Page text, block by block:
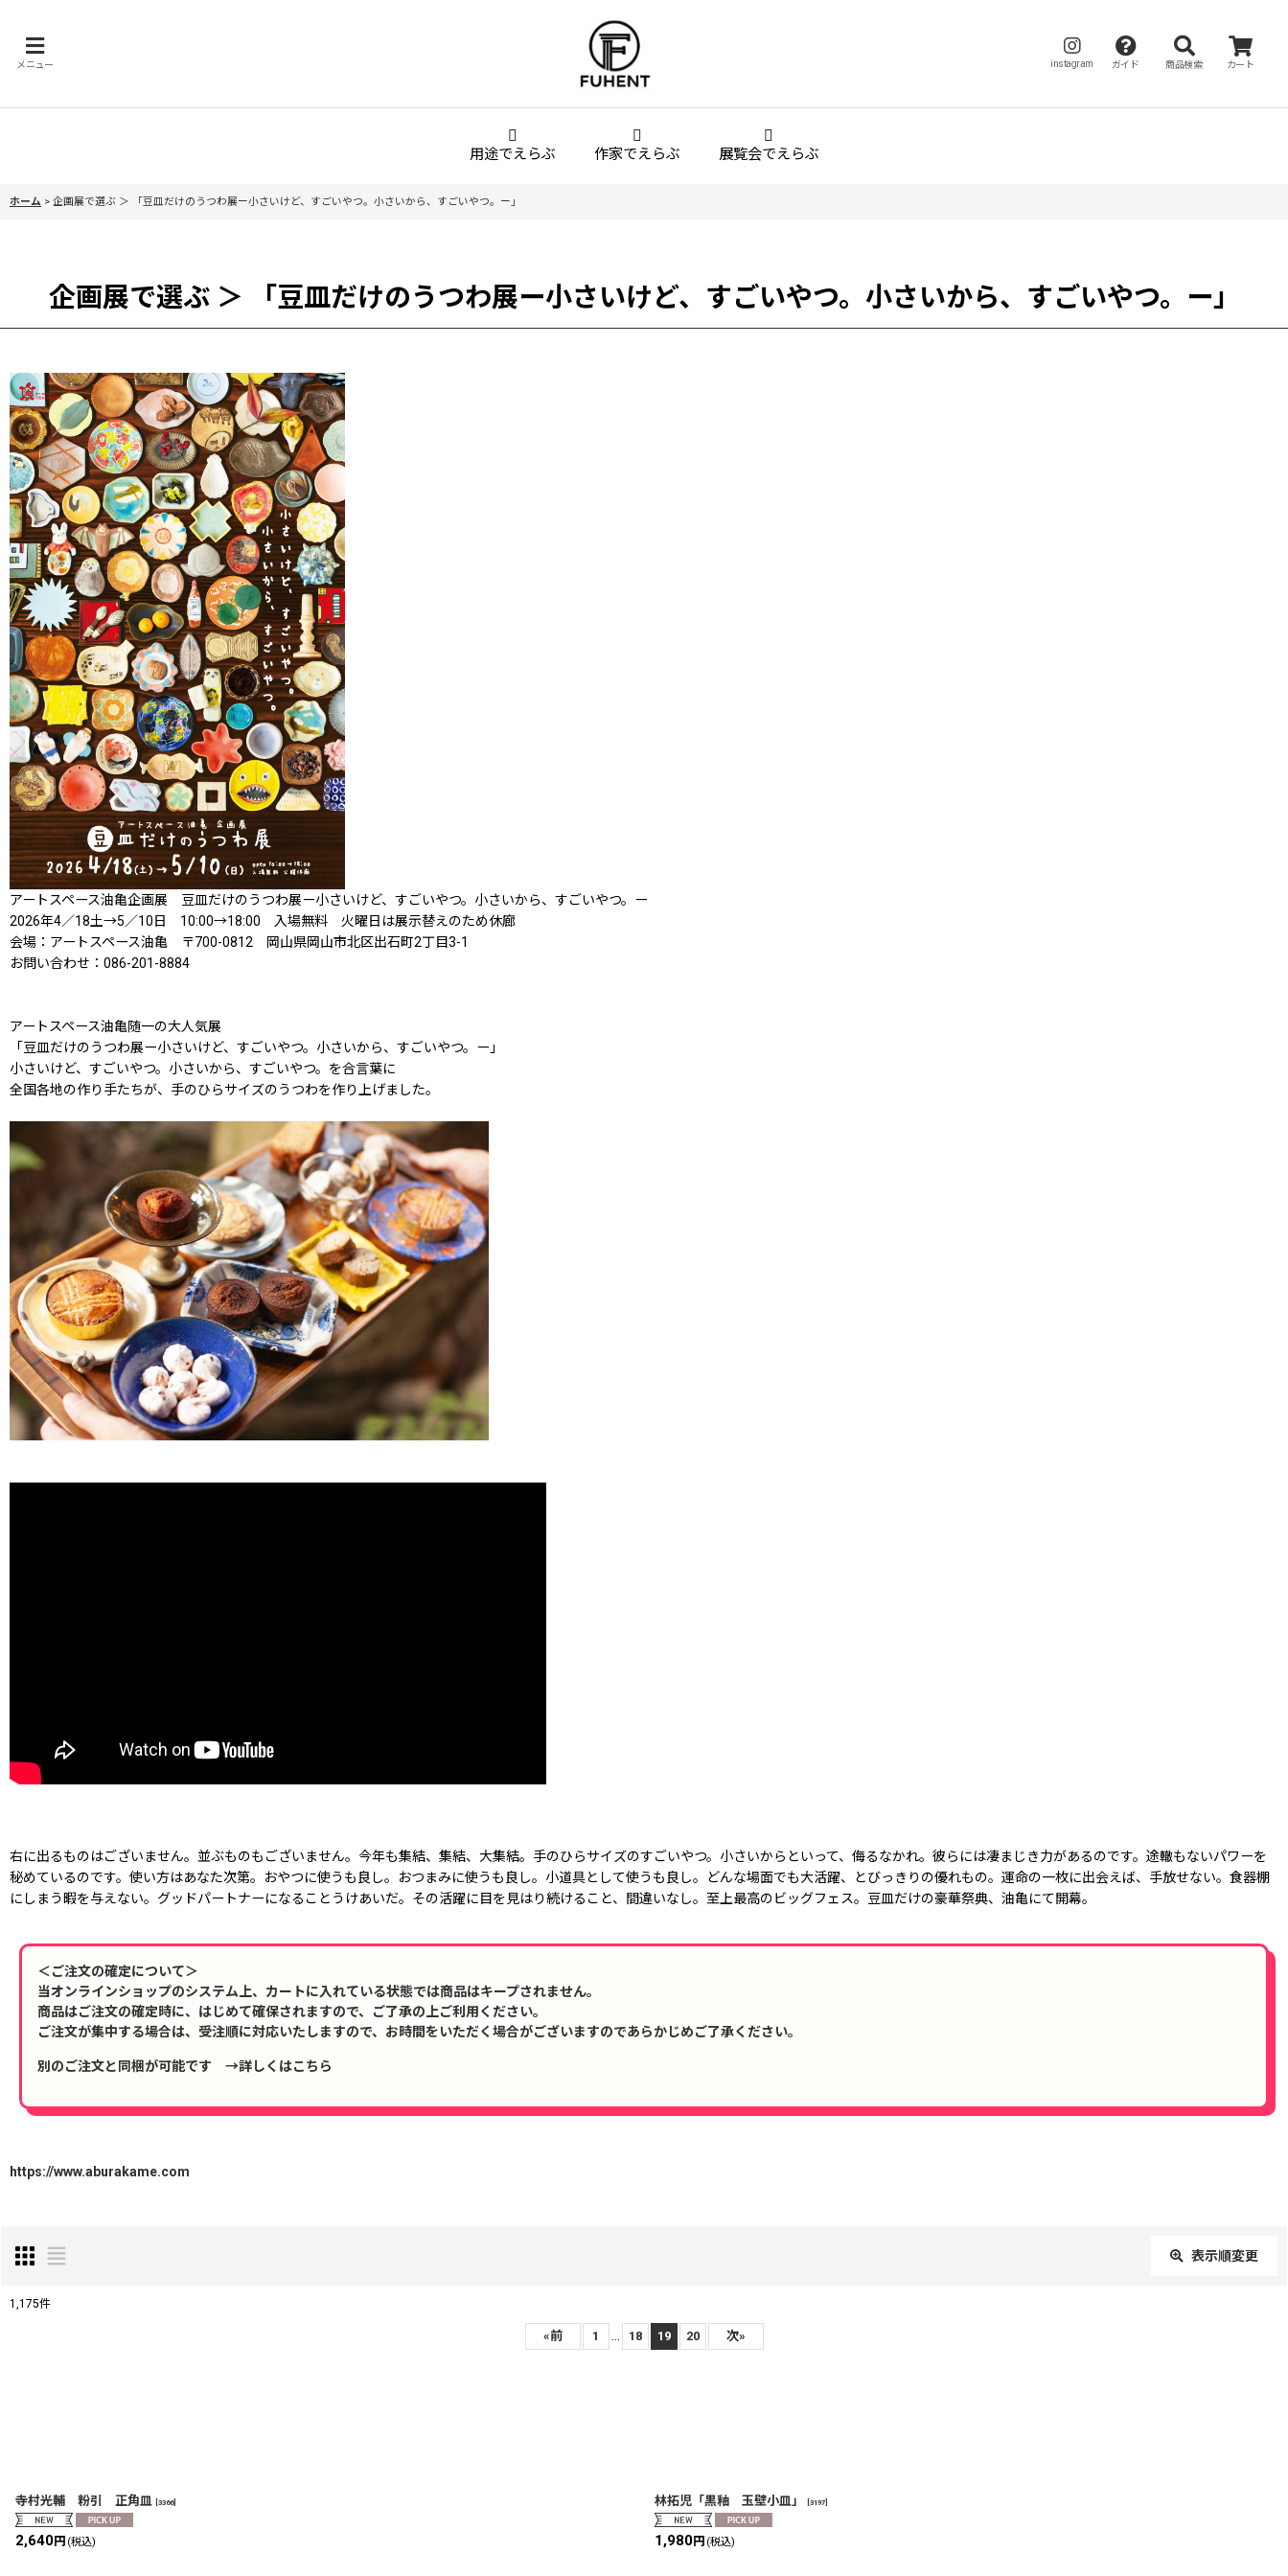
メニュー instagram ガイド 商品検索 カート
用途でえらぶ 作家でえらぶ 展覧会でえらぶ
ホーム > 企画展で選ぶ ＞ 「豆皿だけのうつわ展ー小さいけど、すごいやつ。小さいから、すごいやつ。ー」
企画展で選ぶ ＞ 「豆皿だけのうつわ展ー小さいけど、すごいやつ。小さいから、すごいやつ。ー」
アートスペース油亀企画展 ​​豆皿だけのうつわ展ー小さいけど、すごいやつ。小さいから、すごいやつ。ー
2026年4／18土→5／10日 10:00→18:00 入場無料 火曜日は展示替えのため休廊
会場：アートスペース油亀 〒700-0812 岡山県岡山市北区出石町2丁目3-1
お問い合わせ：086-201-8884
アートスペース油亀随一の大人気展
「豆皿だけのうつわ展ー小さいけど、すごいやつ。小さいから、すごいやつ。ー」
小さいけど、すごいやつ。小さいから、すごいやつ。を合言葉に
全国各地の作り手たちが、手のひらサイズのうつわを作り上げました。
右に出るものはございません。並ぶものもございません。今年も集結、集結、大集結。手のひらサイズのすごいやつ。小さいからといって、侮るなかれ。彼らには凄まじき力があるのです。途轍もないパワーを
秘めているのです。使い方はあなた次第。おやつに使うも良し。おつまみに使うも良し。小道具として使うも良し。どんな場面でも大活躍、とびっきりの優れもの。運命の一枚に出会えば、手放せない。食器棚
にしまう暇を与えない。グッドパートナーになることうけあいだ。その活躍に目を見はり続けること、間違いなし。至上最高のビッグフェス。豆皿だけの豪華祭典、油亀にて開幕。
＜ご注文の確定について＞
当オンラインショップのシステム上、カートに入れている状態では商品はキープされません。
商品はご注文の確定時に、はじめて確保されますので、ご了承の上ご利用ください。
ご注文が集中する場合は、受注順に対応いたしますので、お時間をいただく場合がございますのであらかじめご了承ください。
別のご注文と同梱が可能です →詳しくはこちら
https://www.aburakame.com
表示順変更
1,175件
«前 1 18 19 20 次»
寺村光輔 粉引 正角皿 3366]
2,640円 (税込)
林拓児「黒釉 玉壁小皿」 3197
1,980円 (税込)